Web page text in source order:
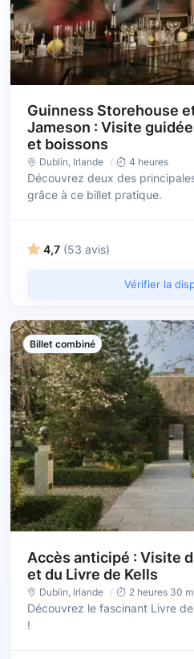
Guinness Storehouse
Jameson : Visite
et boissons
Dublin, Irlande 4 heures
Découvrez deux des
grâce à ce billet pratique.
4,7 (53 avis)
Vérifier la
Billet combiné
Accès anticipé : Visite
et du Livre de Kells
Dublin Irlande 2 heures 30
Découvrez le fascinant Livre
!